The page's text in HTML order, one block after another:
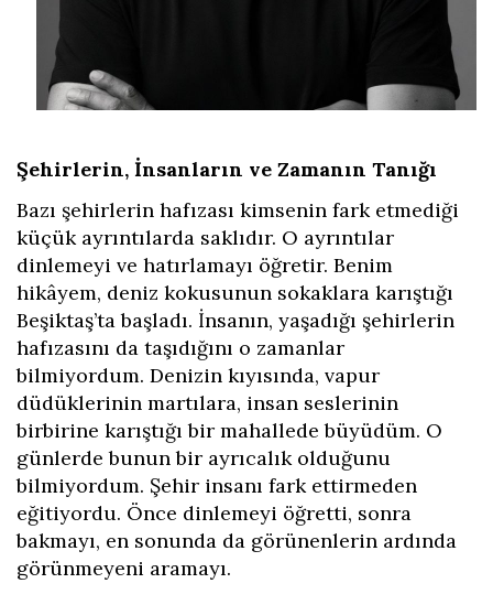
Şehirlerin, İnsanların ve Zamanın Tanığı
Bazı şehirlerin hafızası kimsenin fark etmediği
küçük ayrıntılarda saklıdır. O ayrıntılar
dinlemeyi ve hatırlamayı öğretir. Benim
hikâyem, deniz kokusunun sokaklara karıştığı
Beşiktaş’ta başladı. İnsanın, yaşadığı şehirlerin
hafızasını da taşıdığını o zamanlar
bilmiyordum. Denizin kıyısında, vapur
düdüklerinin martılara, insan seslerinin
birbirine karıştığı bir mahallede büyüdüm. O
günlerde bunun bir ayrıcalık olduğunu
bilmiyordum. Şehir insanı fark ettirmeden
eğitiyordu. Önce dinlemeyi öğretti, sonra
bakmayı, en sonunda da görünenlerin ardında
görünmeyeni aramayı.